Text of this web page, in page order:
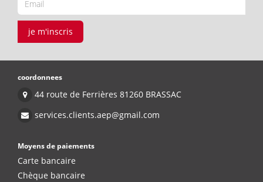
je m'inscris
coordonnees
44 route de Ferrières 81260 BRASSAC
services.clients.aep@gmail.com
Moyens de paiements
Carte bancaire
Chèque bancaire